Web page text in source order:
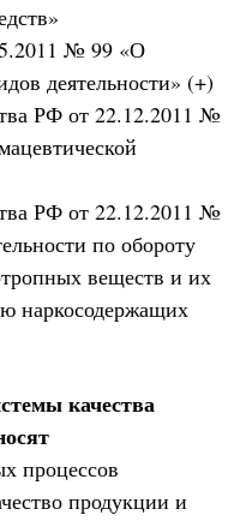
№ 99 «О
деятельности» (+)
РФ от 22.12.2011 №
РФ от 22.12.2011 №
по обороту
веществ и их
наркосодержащих
качества
процессов
продукции и